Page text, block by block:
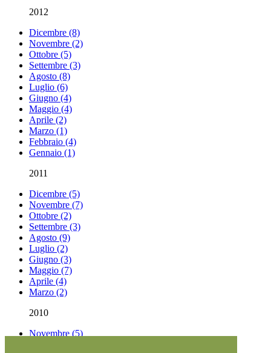
2012
Dicembre (8)
Novembre (2)
Ottobre (5)
Settembre (3)
Agosto (8)
Luglio (6)
Giugno (4)
Maggio (4)
Aprile (2)
Marzo (1)
Febbraio (4)
Gennaio (1)
2011
Dicembre (5)
Novembre (7)
Ottobre (2)
Settembre (3)
Agosto (9)
Luglio (2)
Giugno (3)
Maggio (7)
Aprile (4)
Marzo (2)
2010
Novembre (5)